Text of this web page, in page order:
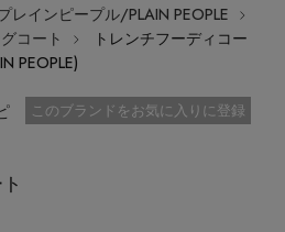
ログイン
RESULTS
レインピープル/PLAIN PEOPLE
コート
トレンチフーディコー
PEOPLE)
お気に入り済
このブランドをお気に入りに登録